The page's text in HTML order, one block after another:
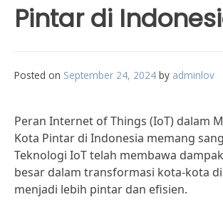
Pintar di
Posted on September 24, 2024 by adminlov
Peran Internet of Things (IoT) dalam
Kota Pintar di Indonesia memang
Teknologi IoT telah membawa
besar dalam transformasi kota-kota
menjadi lebih pintar dan efisien.